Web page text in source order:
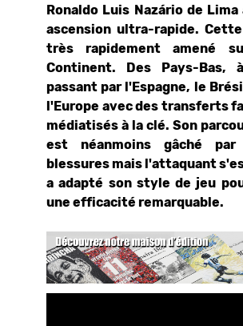
Ronaldo Luis Nazário de
ascension ultra-rapide.
très rapidement amené
Continent. Des Pays-Bas,
passant par l'Espagne, le
l'Europe avec des transferts
médiatisés à la clé. Son
est néanmoins gâché
blessures mais l'attaquant
a adapté son style de jeu
une efficacité remarquable.